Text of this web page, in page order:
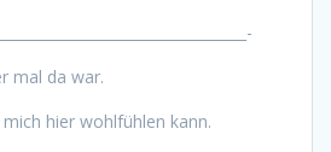
mal da war.
hier wohlfühlen kann.